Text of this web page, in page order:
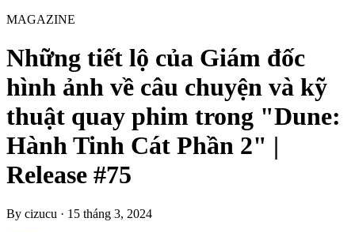
MAGAZINE
Những tiết lộ của Giám đốc
hình ảnh về câu chuyện và kỹ
thuật quay phim trong "Dune:
Hành Tinh Cát Phần 2" |
Release #75
By cizucu · 15 tháng 3, 2024